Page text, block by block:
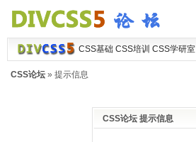
CSS基础 CSS培训 CSS学研室
CSS论坛» 提示信息
CSS论坛 提示信息